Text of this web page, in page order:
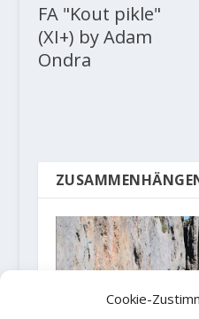
Cookie-
FA "Kout pikle"
(XI+) by Adam
Ondra